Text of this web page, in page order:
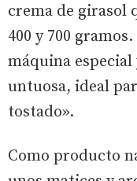
crema de girasol
400 y 700
máquina
untuosa, ideal
tostado».
Como producto